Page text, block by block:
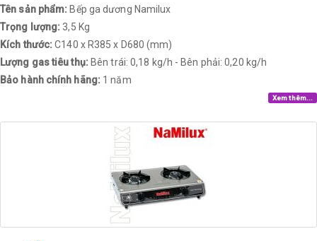
Tên sản phẩm:Bếp ga dương Namilux
Trọng lượng: 3,5 Kg
Kích thước:C140 x R385 x D680 (mm)
Lượng gas tiêu thụ: Bên trái: 0,18 kg/h - Bên phải: 0,20 kg/h
Bảo hành chính hãng: 1 năm
Xem thêm...